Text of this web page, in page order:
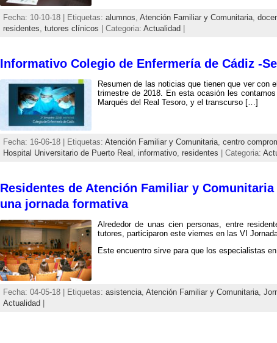
Fecha: 10-10-18 | Etiquetas: alumnos, Atención Familiar y Comunitaria,
residentes, tutores clínicos | Categoria: Actualidad
Informativo Colegio de Enfermería de Cádiz -
Resumen de las noticias que tienen que ver con
trimestre de 2018. En esta ocasión les
Marqués del Real Tesoro, y el transcurso […]
Fecha: 16-06-18 | Etiquetas: Atención Familiar y Comunitaria, centro
Hospital Universitario de Puerto Real , informativo, residentes | Categoria:
Residentes de Atención Familiar y
una jornada formativa
Alrededor de unas cien personas, entre
tutores, participaron este viernes en las VI
Este encuentro sirve para que los especialistas
Fecha: 04-05-18 | Etiquetas: asistencia, Atención Familiar y Comunitaria,
Actualidad